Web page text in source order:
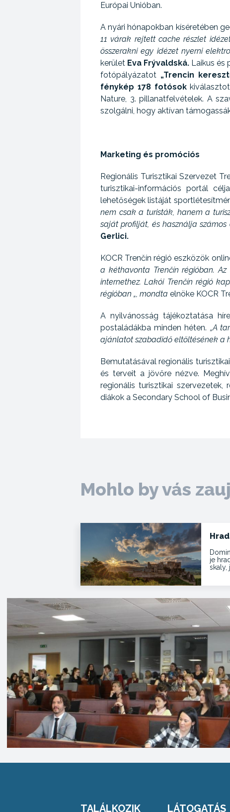
Európai Unióban.
A nyári hónapokban kíséretében
11 várak rejtett cache részlet
összerakni egy idézet nyerni
kerület Eva Frývaldská. Laikus és
fotópályázatot „Trencin
fénykép 178 fotósok
Nature, 3. pillanatfelvételek. A
szolgálni, hogy aktívan
Marketing és promóciós
Regionális Turisztikai Szervezet
turisztikai-információs portál
lehetőségek listáját
nem csak a turisták, hanem a
saját profilját, és használja
Gerlici.
KOCR Trenčín régió eszközök
a kéthavonta Trenčín régióban.
internethez. Lakói Trenčín régió
régióban „, mondta elnöke KOCR
A nyilvánosság tájékoztatása
postaládákba minden héten. „A
ajánlatot szabadidő eltöltésének a
Bemutatásával regionális
és terveit a jövőre nézve.
regionális turisztikai
diákok a Secondary School of
Mohlo by vás
je
skaly,
TALÁLKOZIK LÁTOGATÁS